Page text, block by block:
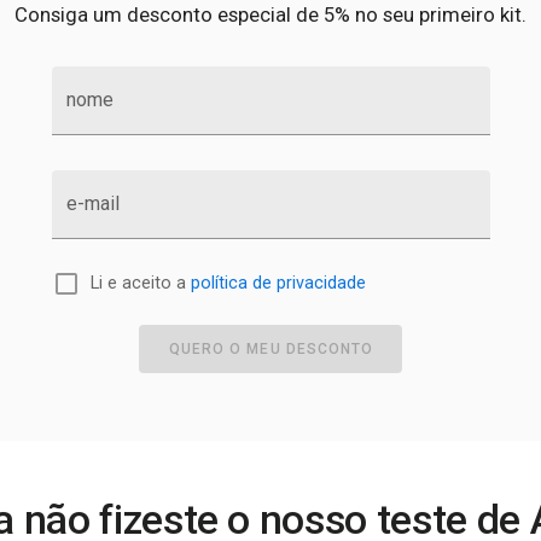
Consiga um desconto especial de 5% no seu primeiro kit.
nome
e-mail
Li e aceito a política de privacidade
QUERO O MEU DESCONTO
não fizeste o nosso teste de